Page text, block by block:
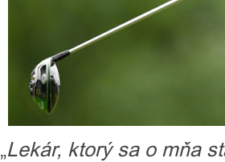
„Lekár, ktorý sa o mňa